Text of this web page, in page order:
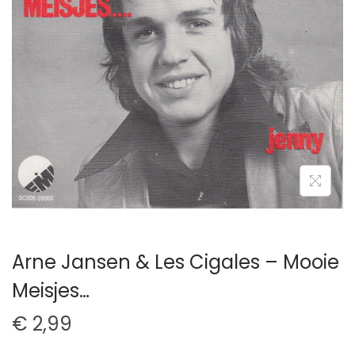
t
e
u
Arne Jansen & Les Cigales – Mooie
Meisjes…
€ 2,99